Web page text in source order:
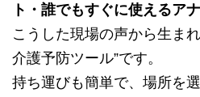
ト・誰でもすぐに使えるア
こうした現場の声から生ま
介護予防ツール”です。
持ち運びも簡単で、場所を